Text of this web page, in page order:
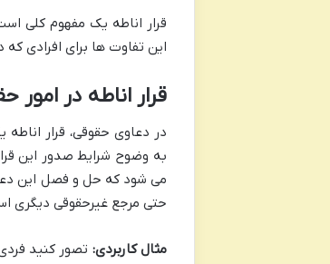
قرار اناطه یک مفهوم کلی
این تفاوت ها برای افرادی
قرار اناطه در امور حقوقی
به وضوح شرایط صدور این
می شود که حل و فصل این
حتی مرجع غیرحقوقی دیگری
مثال کاربردی: تصور کنید